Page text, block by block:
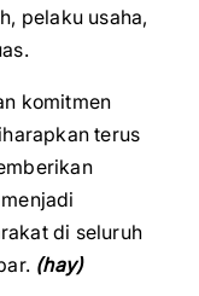
pelaku usaha,
komitmen
terus
di seluruh
(hay)